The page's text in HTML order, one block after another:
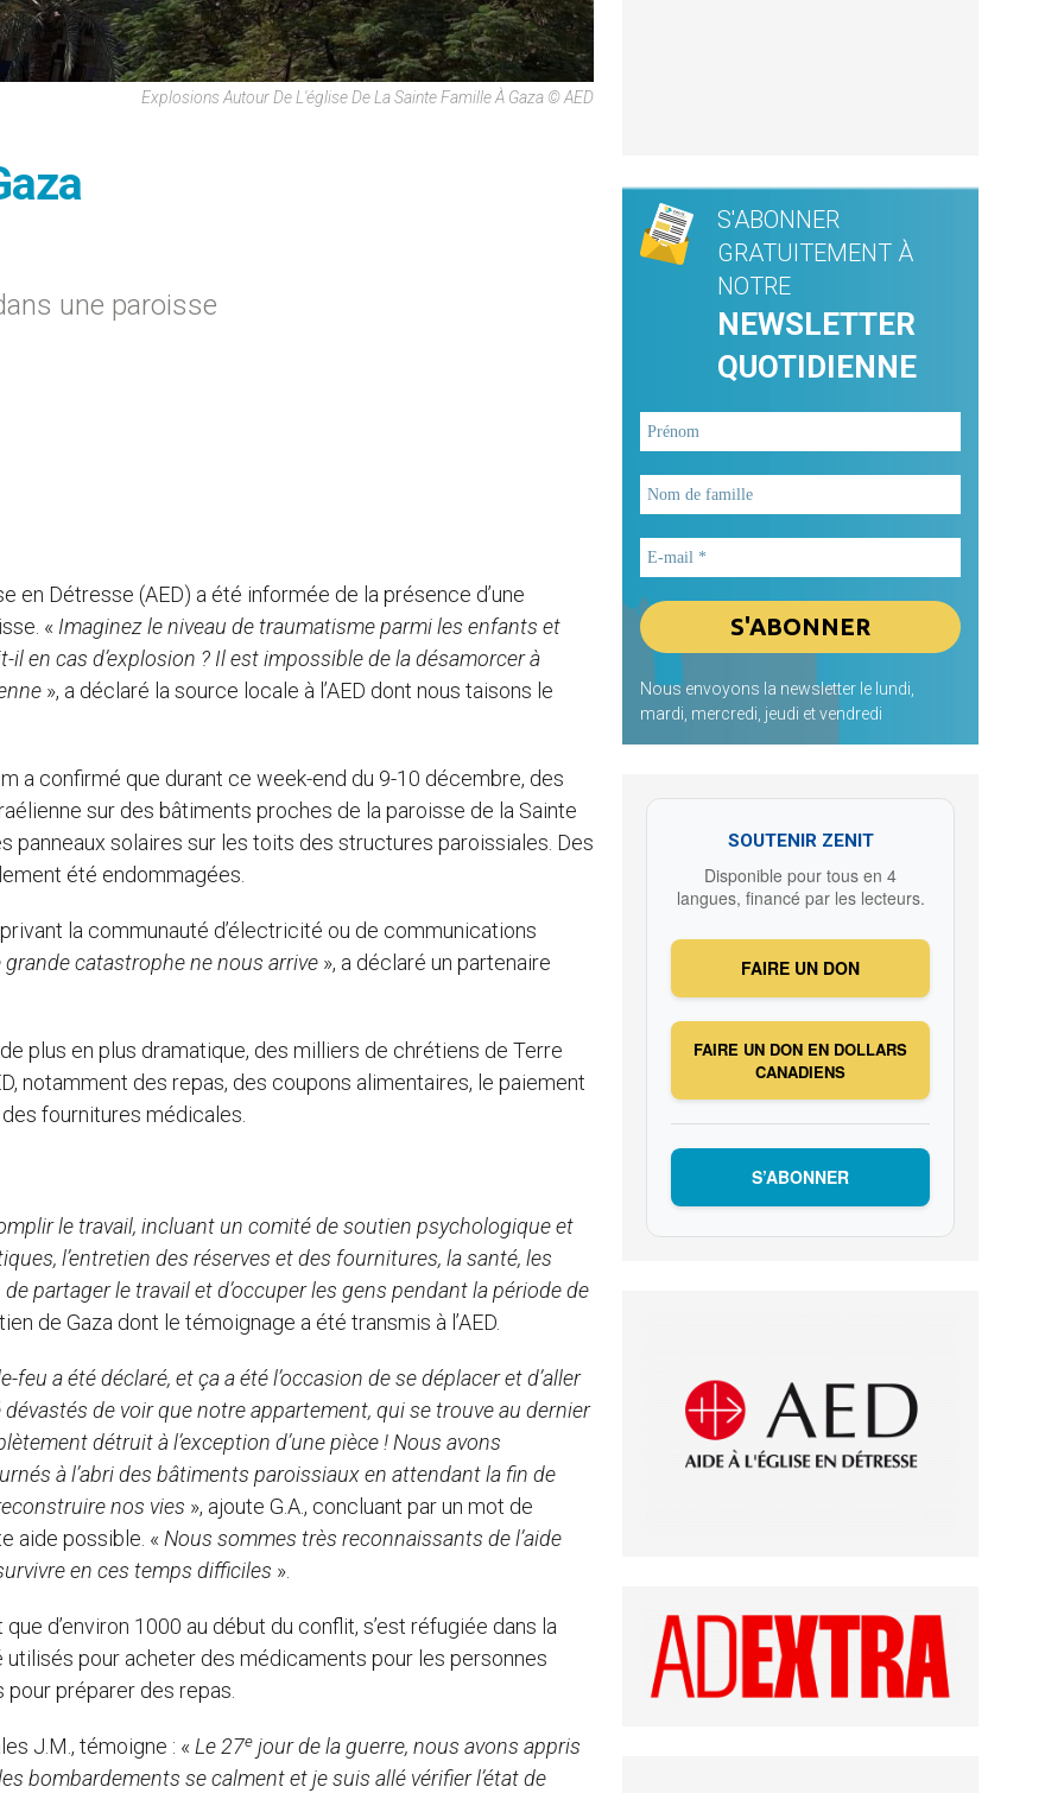
Explosions Autour De L'église De La Sainte Famille À Gaza © AED
une paroisse
en Détresse (AED) a été informée de la présence d’une
« Imaginez le niveau de traumatisme parmi les enfants et
en cas d’explosion ? Il est impossible de la désamorcer à
», a déclaré la source locale à l’AED dont nous taisons le
a confirmé que durant ce week-end du 9-10 décembre, des
sur des bâtiments proches de la paroisse de la Sainte
panneaux solaires sur les toits des structures paroissiales. Des
été endommagées.
la communauté d’électricité ou de communications
grande catastrophe ne nous arrive », a déclaré un partenaire
plus en plus dramatique, des milliers de chrétiens de Terre
notamment des repas, des coupons alimentaires, le paiement
fournitures médicales.
le travail, incluant un comité de soutien psychologique et
l’entretien des réserves et des fournitures, la santé, les
partager le travail et d’occuper les gens pendant la période de
de Gaza dont le témoignage a été transmis à l’AED.
feu a été déclaré, et ça a été l’occasion de se déplacer et d’aller
de voir que notre appartement, qui se trouve au dernier
détruit à l’exception d’une pièce ! Nous avons
à l’abri des bâtiments paroissiaux en attendant la fin de
nos vies », ajoute G.A., concluant par un mot de
aide possible. « Nous sommes très reconnaissants de l’aide
en ces temps difficiles ».
d’environ 1000 au début du conflit, s’est réfugiée dans la
utilisés pour acheter des médicaments pour les personnes
préparer des repas.
J.M., témoigne : « Le 27e jour de la guerre, nous avons appris
bombardements se calment et je suis allé vérifier l’état de
S'ABONNER
GRATUITEMENT À
NOTRE
NEWSLETTER
QUOTIDIENNE
Nous envoyons la newsletter le lundi,
mardi, mercredi, jeudi et vendredi
SOUTENIR ZENIT
Disponible pour tous en 4
langues, financé par les lecteurs.
FAIRE UN DON
FAIRE UN DON EN DOLLARS
CANADIENS
S’ABONNER